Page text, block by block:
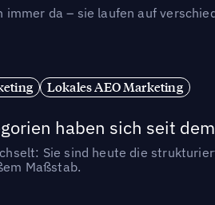
immer da – sie laufen auf
Lokales AEO Marketing
haben sich seit
Sie sind heute die
Maßstab.